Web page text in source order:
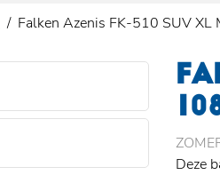
Falken Azenis FK-510 SUV
Deze